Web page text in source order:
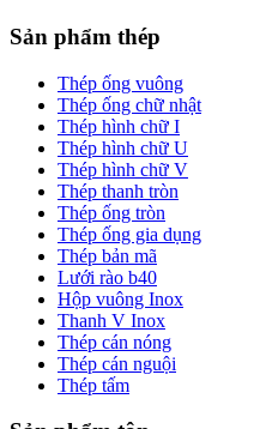
Sản phẩm thép
Thép ống vuông
Thép ống chữ nhật
Thép hình chữ I
Thép hình chữ U
Thép hình chữ V
Thép thanh tròn
Thép ống tròn
Thép ống gia dụng
Thép bản mã
Lưới rào b40
Hộp vuông Inox
Thanh V Inox
Thép cán nóng
Thép cán nguội
Thép tấm